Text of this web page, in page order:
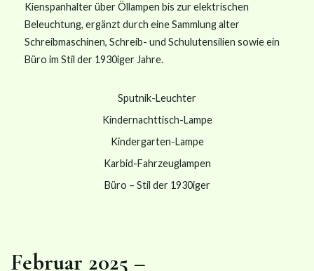
Kienspanhalter über Öllampen bis zur elektrischen
Beleuchtung, ergänzt durch eine Sammlung alter
Schreibmaschinen, Schreib- und Schulutensilien sowie ein
Büro im Stil der 1930iger Jahre.
Sputnik-Leuchter
Kindernachttisch-Lampe
Kindergarten-Lampe
Karbid-Fahrzeuglampen
Büro – Stil der 1930iger
Februar 2025 –